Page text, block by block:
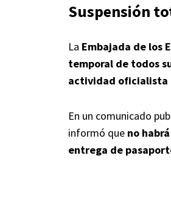
Suspensión
La Embajada de los
temporal de todos
actividad oficialista
En un comunicado
informó que no
entrega de